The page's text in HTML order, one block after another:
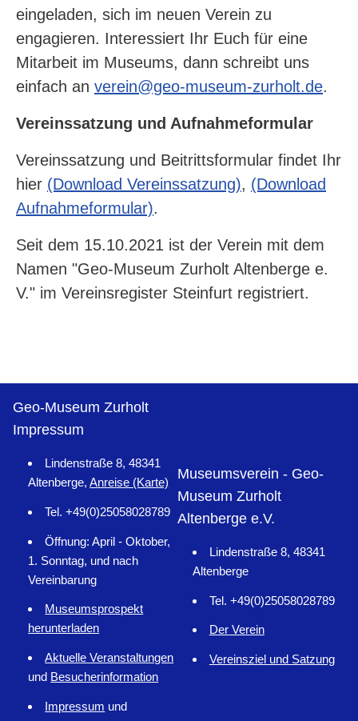
eingeladen, sich im neuen Verein zu
engagieren. Interessiert Ihr Euch für eine
Mitarbeit im Museums, dann schreibt uns
einfach an verein@geo-museum-zurholt.de.
Vereinssatzung und Aufnahmeformular
Vereinssatzung und Beitrittsformular findet Ihr
hier (Download Vereinssatzung), (Download
Aufnahmeformular).
Seit dem 15.10.2021 ist der Verein mit dem
Namen "Geo-Museum Zurholt Altenberge e.
V." im Vereinsregister Steinfurt registriert.
Geo-Museum Zurholt
Impressum
Lindenstraße 8, 48341
Altenberge,Anreise (Karte)
Tel. +49(0)25058028789
Öffnung: April - Oktober,
1. Sonntag, und nach
Vereinbarung
Museumsprospekt
herunterladen
Aktuelle Veranstaltungen
und Besucherinformation
Impressum und
Museumsverein - Geo-
Museum Zurholt
Altenberge e.V.
Lindenstraße 8, 48341
Altenberge
Tel. +49(0)25058028789
Der Verein
Vereinsziel und Satzung